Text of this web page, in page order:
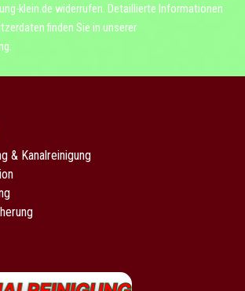
klein.de widerrufen. Detaillierte Informationen
finden Sie in unserer
.
& Kanalreinigung